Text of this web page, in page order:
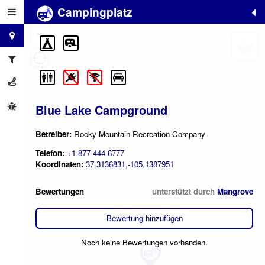
Campingplatz
Blue Lake Campground
Betreiber: Rocky Mountain Recreation Company
Telefon: +1-877-444-6777
Koordinaten: 37.3136831,-105.1387951
Bewertungen unterstützt durch Mangrove
Bewertung hinzufügen
Noch keine Bewertungen vorhanden.
+
−